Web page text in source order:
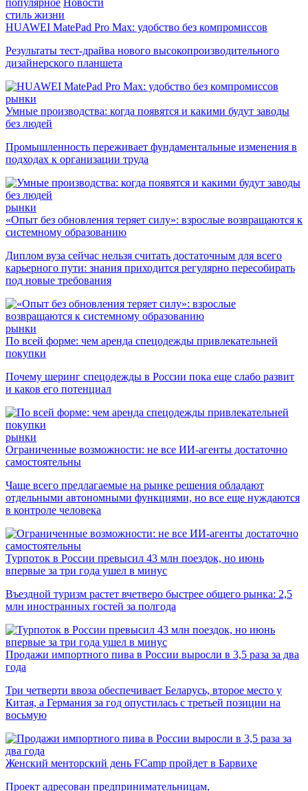
популярное Новости
стиль жизни
HUAWEI MatePad Pro Max: удобство без компромиссов
Результаты тест-драйва нового высокопроизводительного
дизайнерского планшета
рынки
Умные производства: когда появятся и какими будут заводы
без людей
Промышленность переживает фундаментальные изменения в
подходах к организации труда
рынки
«Опыт без обновления теряет силу»: взрослые возвращаются к
системному образованию
Диплом вуза сейчас нельзя считать достаточным для всего
карьерного пути: знания приходится регулярно пересобирать
под новые требования
рынки
По всей форме: чем аренда спецодежды привлекательней
покупки
Почему шеринг спецодежды в России пока еще слабо развит
и каков его потенциал
рынки
Ограниченные возможности: не все ИИ-агенты достаточно
самостоятельны
Чаще всего предлагаемые на рынке решения обладают
отдельными автономными функциями, но все еще нуждаются
в контроле человека
Турпоток в России превысил 43 млн поездок, но июнь
впервые за три года ушел в минус
Въездной туризм растет вчетверо быстрее общего рынка: 2,5
млн иностранных гостей за полгода
Продажи импортного пива в России выросли в 3,5 раза за два
года
Три четверти ввоза обеспечивает Беларусь, второе место у
Китая, а Германия за год опустилась с третьей позиции на
восьмую
Женский менторский день FCamp пройдет в Барвихе
Проект адресован предпринимательницам,